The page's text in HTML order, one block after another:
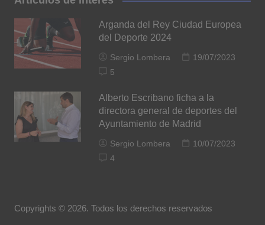
Arganda del Rey Ciudad Europea
del Deporte 2024
Sergio Lombera
19/07/2023
5
Alberto Escribano ficha a la
directora general de deportes del
Ayuntamiento de Madrid
Sergio Lombera
10/07/2023
4
Copyrights © 2026. Todos los derechos reservados